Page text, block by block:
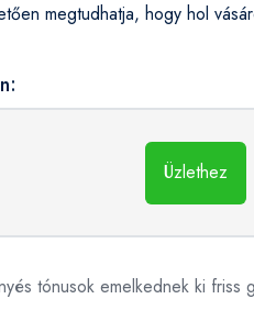
megtudhatja, hogy hol
Üzlethez
tónusok emelkednek ki friss